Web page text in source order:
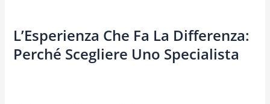
L’Esperienza Che Fa La Differenza:
Perché Scegliere Uno Specialista